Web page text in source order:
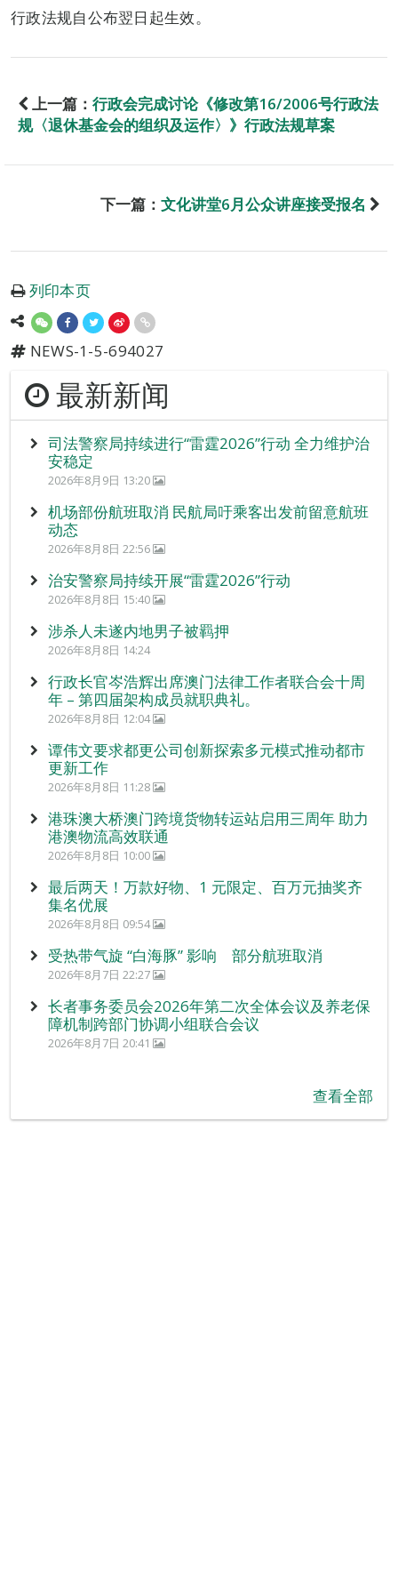
行政法规自公布翌日起生效。
上一篇： 行政会完成讨论《修改第16/2006号行政法
规〈退休基金会的组织及运作〉》行政法规草案
下一篇： 文化讲堂6月公众讲座接受报名
列印本页
NEWS-1-5-694027
最新新闻
司法警察局持续进行“雷霆2026”行动 全力维护治
安稳定
2026年8月9日 13:20
机场部份航班取消 民航局吁乘客出发前留意航班
动态
2026年8月8日 22:56
治安警察局持续开展“雷霆2026”行动
2026年8月8日 15:40
涉杀人未遂内地男子被羁押
2026年8月8日 14:24
行政长官岑浩辉出席澳门法律工作者联合会十周
年 – 第四届架构成员就职典礼。
2026年8月8日 12:04
谭伟文要求都更公司创新探索多元模式推动都市
更新工作
2026年8月8日 11:28
港珠澳大桥澳门跨境货物转运站启用三周年 助力
港澳物流高效联通
2026年8月8日 10:00
最后两天！万款好物、1 元限定、百万元抽奖齐
集名优展
2026年8月8日 09:54
受热带气旋 “白海豚” 影响 部分航班取消
2026年8月7日 22:27
长者事务委员会2026年第二次全体会议及养老保
障机制跨部门协调小组联合会议
2026年8月7日 20:41
查看全部